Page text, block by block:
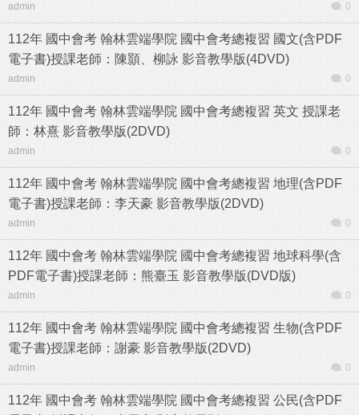
admin 0
112年 國中會考 翰林雲端學院 國中會考總複習 國文(含PDF
電子書)授課老師：陳顥、柳詠 影音教學版(4DVD)
admin 0
112年 國中會考 翰林雲端學院 國中會考總複習 英文 授課老
師：林熹 影音教學版(2DVD)
admin 0
112年 國中會考 翰林雲端學院 國中會考總複習 地理(含PDF
電子書)授課老師：李天豪 影音教學版(2DVD)
admin 0
112年 國中會考 翰林雲端學院 國中會考總複習 地球科學(含
PDF電子書)授課老師：熊臺玉 影音教學版(DVD版)
admin 0
112年 國中會考 翰林雲端學院 國中會考總複習 生物(含PDF
電子書)授課老師：謝豪 影音教學版(2DVD)
admin 0
112年 國中會考 翰林雲端學院 國中會考總複習 公民(含PDF